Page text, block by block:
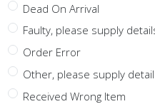
Dead On Arrival
Faulty, please supply
Order Error
Other, please supply
Received Wrong Item